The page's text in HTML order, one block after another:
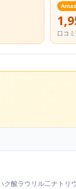
口コ
酸ラウリル二ナト